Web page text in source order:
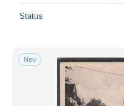
Status
Neu